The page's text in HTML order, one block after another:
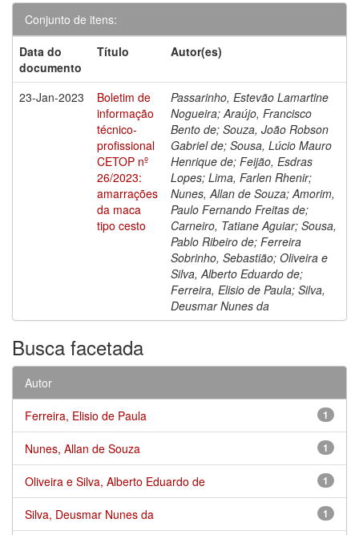
Conjunto de itens:
Data do
documento
Título Autor(es)
23-Jan-2023
Boletim de
informação
técnico-
profissional
CETOP nº
26/2023:
amarrações
da maca
tipo cesto
Passarinho, Estevão Lamartine
Nogueira; Araújo, Francisco
Bento de; Souza, João Robson
Gabriel de; Sousa, Lúcio Mauro
Henrique de; Feijão, Esdras
Lopes; Lima, Farlen Rhenir;
Nunes, Allan de Souza; Amorim,
Paulo Fernando Freitas de;
Carneiro, Tatiane Aguiar; Sousa,
Pablo Ribeiro de; Ferreira
Sobrinho, Sebastião; Oliveira e
Silva, Alberto Eduardo de;
Ferreira, Elisio de Paula; Silva,
Deusmar Nunes da
Busca facetada
Autor
1
Ferreira, Elisio de Paula
1
Nunes, Allan de Souza
1
Oliveira e Silva, Alberto Eduardo de
1
Silva, Deusmar Nunes da